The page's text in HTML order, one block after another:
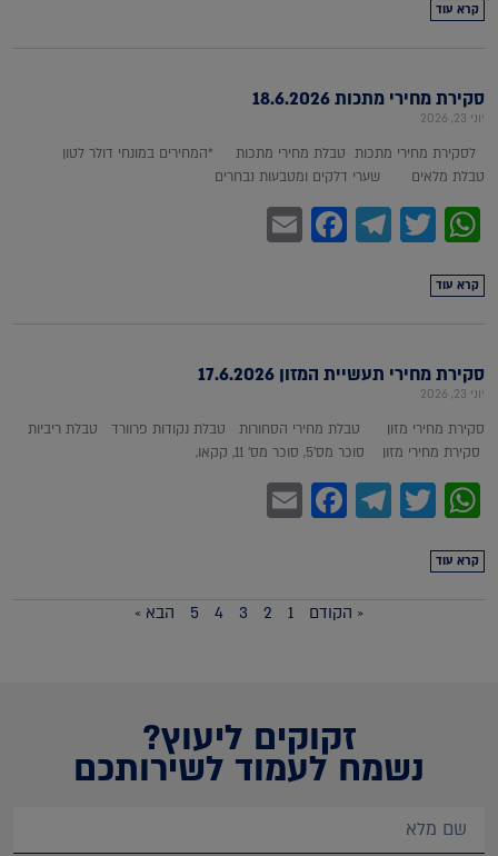
קרא עוד
סקירת מחירי מתכות 18.6.2026
יוני 23, 2026
לסקירת מחירי מתכות טבלת מחירי מתכות *המחירים במונחי דולר לטון
טבלת מלאים שערי דלקים ומטבעות נבחרים
WhatsApp
Twitter
Telegram
Facebook
קרא עוד
סקירת מחירי תעשיית המזון 17.6.2026
יוני 23, 2026
סקירת מחירי מזון טבלת מחירי הסחורות טבלת נקודות פרוורד טבלת ריביות
סקירת מחירי מזון סוכר מס'5, סוכר מס' 11, קקאו,
WhatsApp
Twitter
Telegram
Facebook
קרא עוד
« הקודם 1
2
3
4
5 הבא »
זקוקים ליעוץ?
נשמח לעמוד לשירותכם